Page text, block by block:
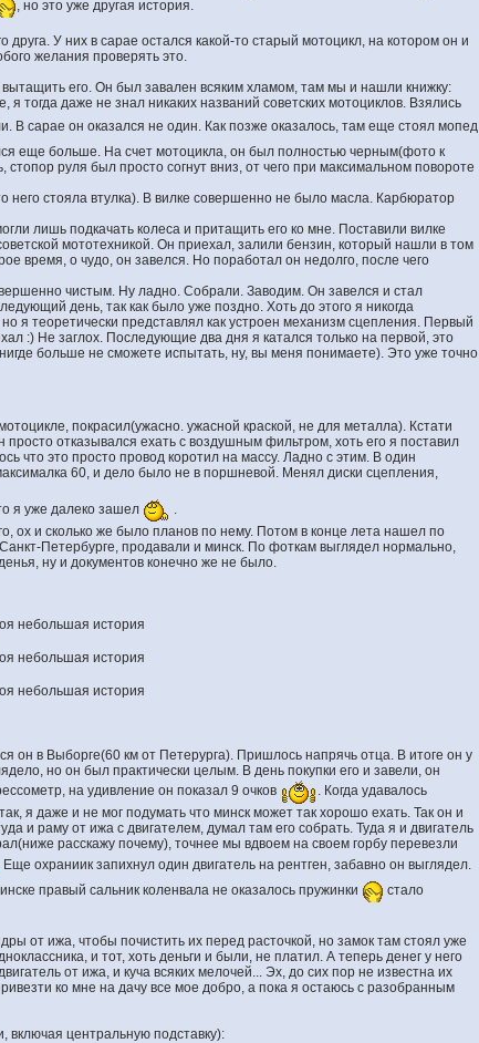
, но это уже другая история.
У них в сарае остался какой-то старый мотоцикл, на котором он и
желания проверять это.
его. Он был завален всяким хламом, там мы и нашли книжку:
тогда даже не знал никаких названий советских мотоциклов. Взялись
В сарае он оказался не один. Как позже оказалось, там еще стоял мопед
еще больше. На счет мотоцикла, он был полностью черным(фото к
руля был просто согнут вниз, от чего при максимальном повороте
него стояла втулка). В вилке совершенно не было масла. Карбюратор
лишь подкачать колеса и притащить его ко мне. Поставили вилке
мототехникой. Он приехал, залили бензин, который нашли в том
время, о чудо, он завелся. Но поработал он недолго, после чего
чистым. Ну ладно. Собрали. Заводим. Он завелся и стал
день, так как было уже поздно. Хоть до этого я никогда
я теоретически представлял как устроен механизм сцепления. Первый
:) Не заглох. Последующие два дня я катался только на первой, это
больше не сможете испытать, ну, вы меня понимаете). Это уже точно
покрасил(ужасно. ужасной краской, не для металла). Кстати
отказывался ехать с воздушным фильтром, хоть его я поставил
что это просто провод коротил на массу. Ладно с этим. В один
60, и дело было не в поршневой. Менял диски сцепления,
я уже далеко зашел
ох и сколько же было планов по нему. Потом в конце лета нашел по
Петербурге, продавали и минск. По фоткам выглядел нормально,
ну и документов конечно же не было.
он в Выборге(60 км от Петерурга). Пришлось напрячь отца. В итоге он у
но он был практически целым. В день покупки его и завели, он
на удивление он показал 9 очков
. Когда удавалось
я даже и не мог подумать что минск может так хорошо ехать. Так он и
и раму от ижа с двигателем, думал там его собрать. Туда я и двигатель
расскажу почему), точнее мы вдвоем на своем горбу перевезли
Еще охраниик запихнул один двигатель на рентген, забавно он выглядел.
правый сальник коленвала не оказалось пружинки
стало
от ижа, чтобы почистить их перед расточкой, но замок там стоял уже
и тот, хоть деньги и были, не платил. А теперь денег у него
от ижа, и куча всяких мелочей... Эх, до сих пор не известна их
ко мне на дачу все мое добро, а пока я остаюсь с разобранным
включая центральную подставку):